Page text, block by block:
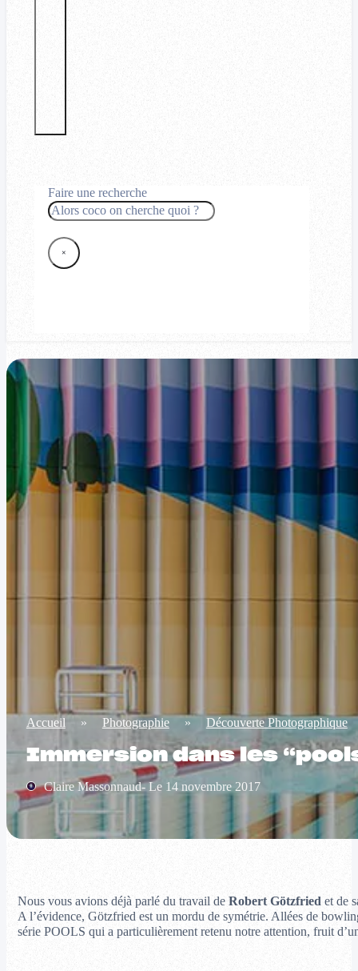
Faire une recherche
Rechercher
×
Accueil » Photographie » Découverte Photographique
Immersion dans les
Claire Massonnaud- Le 14 novembre 2017
Nous vous avions déjà parlé du travail de Robert Götzfriedet de
A l’évidence, Götzfried est un mordu de symétrie. Allées de
série POOLS qui a particulièrement retenu notre attention, fruit